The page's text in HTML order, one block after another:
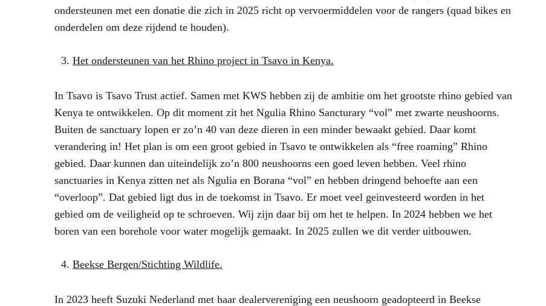
ondersteunen met een donatie die zich in 2025 richt op vervoermiddelen voor de rangers (quad bikes en
onderdelen om deze rijdend te houden).
Het ondersteunen van het Rhino project in Tsavo in Kenya.
In Tsavo is Tsavo Trust actief. Samen met KWS hebben zij de ambitie om het grootste rhino gebied van
Kenya te ontwikkelen. Op dit moment zit het Ngulia Rhino Sancturary “vol” met zwarte neushoorns.
Buiten de sanctuary lopen er zo’n 40 van deze dieren in een minder bewaakt gebied. Daar komt
verandering in! Het plan is om een groot gebied in Tsavo te ontwikkelen als “free roaming” Rhino
gebied. Daar kunnen dan uiteindelijk zo’n 800 neushoorns een goed leven hebben. Veel rhino
sanctuaries in Kenya zitten net als Ngulia en Borana “vol” en hebben dringend behoefte aan een
“overloop”. Dat gebied ligt dus in de toekomst in Tsavo. Er moet veel geinvesteerd worden in het
gebied om de veiligheid op te schroeven. Wij zijn daar bij om het te helpen. In 2024 hebben we het
boren van een borehole voor water mogelijk gemaakt. In 2025 zullen we dit verder uitbouwen.
Beekse Bergen/Stichting Wildlife.
In 2023 heeft Suzuki Nederland met haar dealervereniging een neushoorn geadopteerd in Beekse